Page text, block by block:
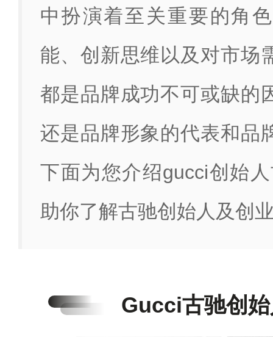
中扮演着至关重要的角
能、创新思维以及对市场
都是品牌成功不可或缺的
还是品牌形象的代表和品
下面为您介绍gucci创始
助你了解古驰创始人及创
Gucci古驰创